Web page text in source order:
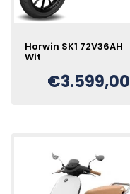
Horwin SK1 72V36AH
Wit
€3.599,00